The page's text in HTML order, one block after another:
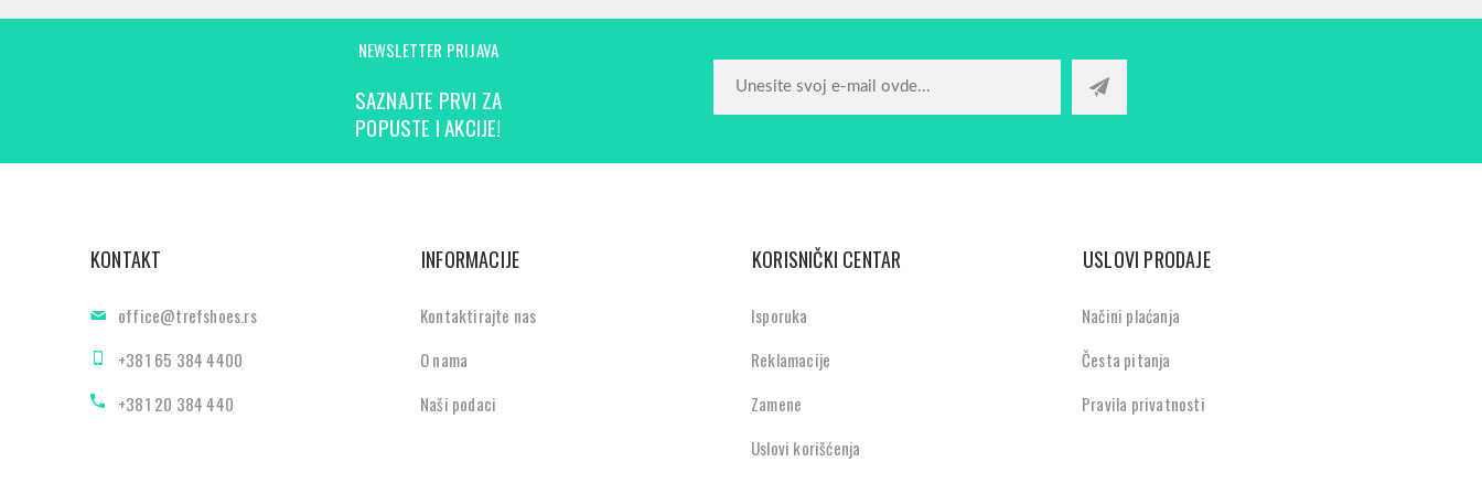
NEWSLETTER PRIJAVA
SAZNAJTE PRVI ZA
POPUSTE I AKCIJE!
KONTAKT
office@trefshoes.rs
+381 65 384 4400
+381 20 384 440
INFORMACIJE
Kontaktirajte nas
O nama
Naši podaci
KORISNIČKI CENTAR
Isporuka
Reklamacije
Zamene
Uslovi korišćenja
USLOVI PRODAJE
Načini plaćanja
Česta pitanja
Pravila privatnosti